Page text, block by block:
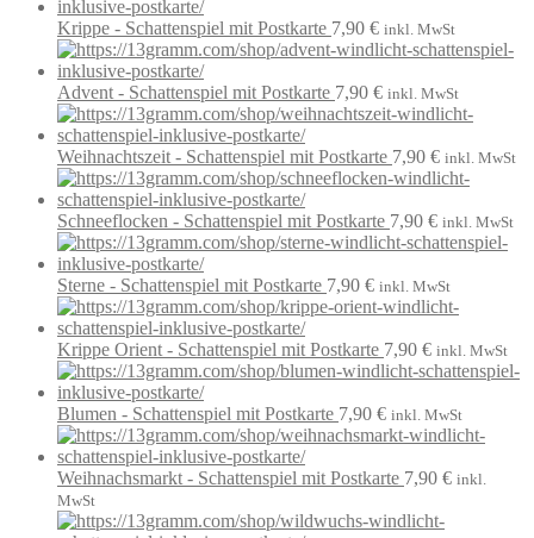
Krippe - Schattenspiel mit Postkarte 7,90 € inkl. MwSt
Advent - Schattenspiel mit Postkarte 7,90 € inkl. MwSt
Weihnachtszeit - Schattenspiel mit Postkarte 7,90 € inkl. MwSt
Schneeflocken - Schattenspiel mit Postkarte 7,90 € inkl. MwSt
Sterne - Schattenspiel mit Postkarte 7,90 € inkl. MwSt
Krippe Orient - Schattenspiel mit Postkarte 7,90 € inkl. MwSt
Blumen - Schattenspiel mit Postkarte 7,90 € inkl. MwSt
Weihnachsmarkt - Schattenspiel mit Postkarte 7,90 € inkl.
MwSt